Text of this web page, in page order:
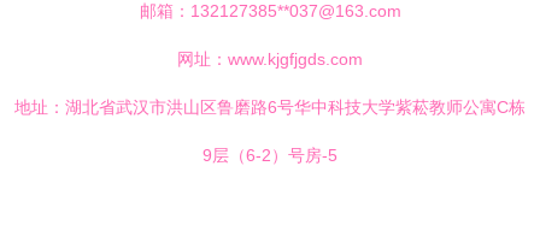
邮箱：132127385**037@163.com
网址： www.kjgfjgds.com
地址：湖北省武汉市洪山区鲁磨路6号华中科技大学紫菘教师公寓C栋
9层（6-2）号房-5